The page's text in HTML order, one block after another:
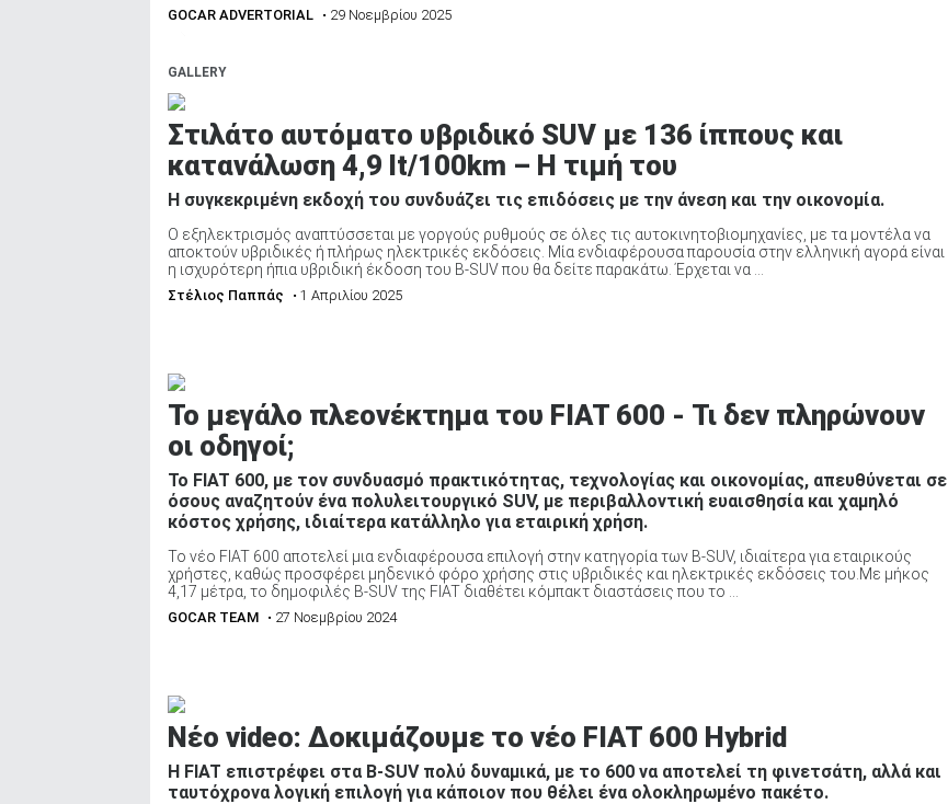
GOCAR ADVERTORIAL • 29 Νοεμβρίου 2025
GALLERY
Στιλάτο αυτόματο υβριδικό SUV με 136 ίππους και
κατανάλωση 4,9 lt/100km – Η τιμή του
Η συγκεκριμένη εκδοχή του συνδυάζει τις επιδόσεις με την άνεση και την οικονομία.
Ο εξηλεκτρισμός αναπτύσσεται με γοργούς ρυθμούς σε όλες τις αυτοκινητοβιομηχανίες, με τα μοντέλα να
αποκτούν υβριδικές ή πλήρως ηλεκτρικές εκδόσεις. Μία ενδιαφέρουσα παρουσία στην ελληνική αγορά είναι
η ισχυρότερη ήπια υβριδική έκδοση του B-SUV που θα δείτε παρακάτω. Έρχεται να ...
Στέλιος Παππάς • 1 Απριλίου 2025
Το μεγάλο πλεονέκτημα του FIAT 600 - Τι δεν πληρώνουν
οι οδηγοί;
Το FIAT 600, με τον συνδυασμό πρακτικότητας, τεχνολογίας και οικονομίας, απευθύνεται σε
όσους αναζητούν ένα πολυλειτουργικό SUV, με περιβαλλοντική ευαισθησία και χαμηλό
κόστος χρήσης, ιδιαίτερα κατάλληλο για εταιρική χρήση.
Το νέο FIAT 600 αποτελεί μια ενδιαφέρουσα επιλογή στην κατηγορία των B-SUV, ιδιαίτερα για εταιρικούς
χρήστες, καθώς προσφέρει μηδενικό φόρο χρήσης στις υβριδικές και ηλεκτρικές εκδόσεις του.Με μήκος
4,17 μέτρα, το δημοφιλές B-SUV της FIAT διαθέτει κόμπακτ διαστάσεις που το ...
GOCAR TEAM • 27 Νοεμβρίου 2024
Νέο video: Δοκιμάζουμε το νέο FIAT 600 Hybrid
Η FIAT επιστρέφει στα B-SUV πολύ δυναμικά, με το 600 να αποτελεί τη φινετσάτη, αλλά και
ταυτόχρονα λογική επιλογή για κάποιον που θέλει ένα ολοκληρωμένο πακέτο.